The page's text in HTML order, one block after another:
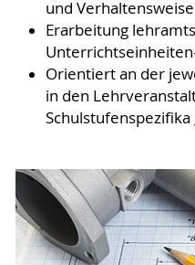
und
Erarbeitung
Orientiert an der
in den
Schulstufenspezifika